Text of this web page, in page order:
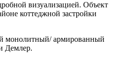
визуализацией. Объект
коттеджной застройки
монолитный/ армированный
Демлер.